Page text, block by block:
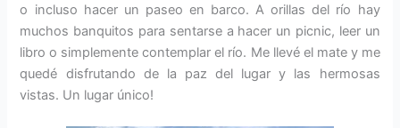
o incluso hacer un paseo en barco. A orillas del río hay
muchos banquitos para sentarse a hacer un picnic, leer un
libro o simplemente contemplar el río. Me llevé el mate y me
quedé disfrutando de la paz del lugar y las hermosas
vistas. Un lugar único!